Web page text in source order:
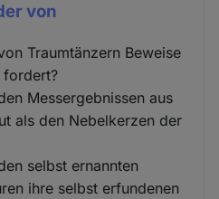
von
Traumtänzern Beweise
fordert?
Messergebnissen aus
als den Nebelkerzen der
selbst ernannten
ihre selbst erfundenen